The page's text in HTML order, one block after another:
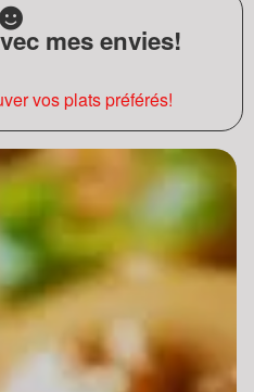
mes envies!
vos plats préférés!